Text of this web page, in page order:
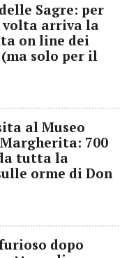
Sagre: per
arriva la
on line dei
solo per il
al Museo
700
tutta la
orme di Don
dopo